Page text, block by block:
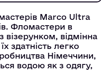
Marco Ultra
Фломастери в
візерунком, відмінна
здатність легко
Німеччини,
водою як з одягу,